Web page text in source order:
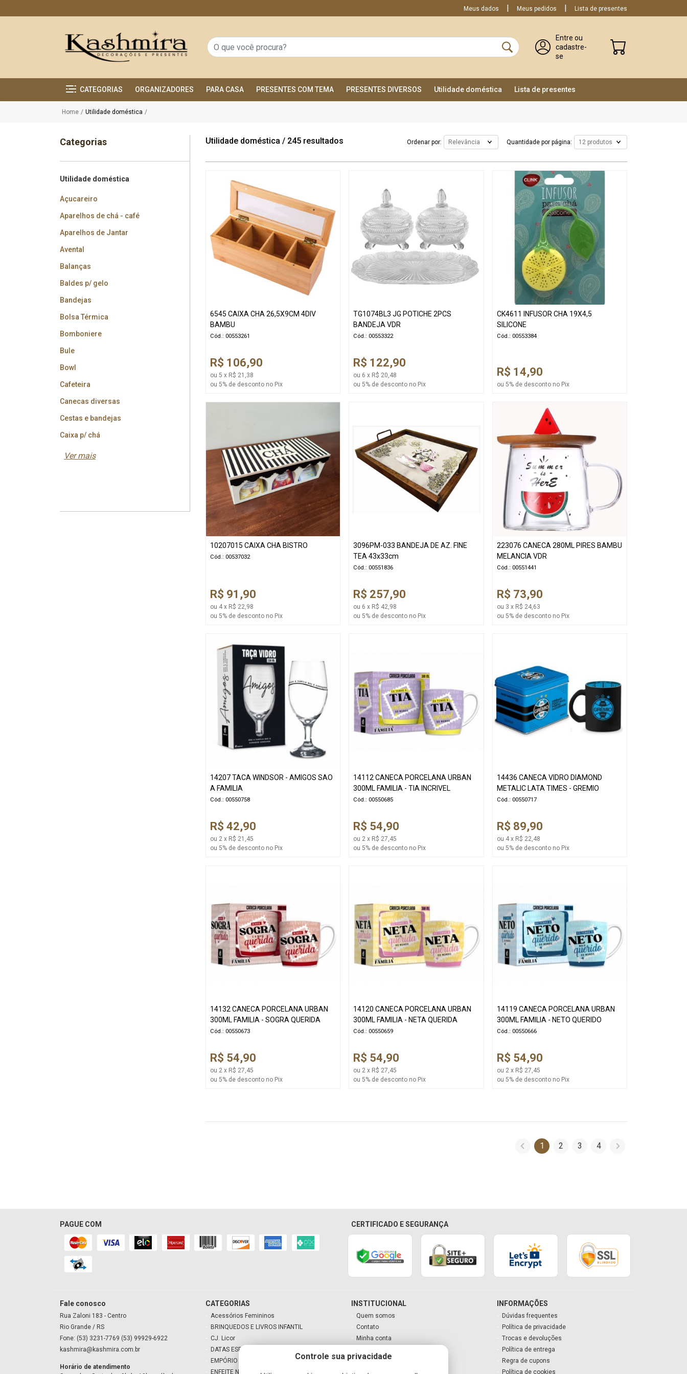
Meus dados Meus pedidos Lista de presentes
Entre ou
cadastre-
se
CATEGORIAS ORGANIZADORES PARA CASA PRESENTES COM TEMA PRESENTES DIVERSOS Utilidade doméstica Lista de presentes
Controle sua privacidade
Home / Utilidade doméstica /
Categorias
Utilidade doméstica
Açucareiro
Aparelhos de chá - café
Aparelhos de Jantar
Avental
Balanças
Baldes p/ gelo
Bandejas
Bolsa Térmica
Bomboniere
Bule
Bowl
Cafeteira
Canecas diversas
Cestas e bandejas
Caixa p/ chá
Ver mais
Utilidade doméstica / 245 resultados Ordenar por: Quantidade por página:
6545 CAIXA CHA 26,5X9CM 4DIV
BAMBU
Cód.: 00553261
R$ 106,90
ou 5 x R$ 21,38
ou 5% de desconto no Pix
TG1074BL3 JG POTICHE 2PCS
BANDEJA VDR
Cód.: 00553322
R$ 122,90
ou 6 x R$ 20,48
ou 5% de desconto no Pix
CK4611 INFUSOR CHA 19X4,5
SILICONE
Cód.: 00553384
R$ 14,90
ou 5% de desconto no Pix
10207015 CAIXA CHA BISTRO
Cód.: 00537032
R$ 91,90
ou 4 x R$ 22,98
ou 5% de desconto no Pix
3096PM-033 BANDEJA DE AZ. FINE
TEA 43x33cm
Cód.: 00551836
R$ 257,90
ou 6 x R$ 42,98
ou 5% de desconto no Pix
223076 CANECA 280ML PIRES BAMBU
MELANCIA VDR
Cód.: 00551441
R$ 73,90
ou 3 x R$ 24,63
ou 5% de desconto no Pix
14207 TACA WINDSOR - AMIGOS SAO
A FAMILIA
Cód.: 00550758
R$ 42,90
ou 2 x R$ 21,45
ou 5% de desconto no Pix
14112 CANECA PORCELANA URBAN
300ML FAMILIA - TIA INCRIVEL
Cód.: 00550685
R$ 54,90
ou 2 x R$ 27,45
ou 5% de desconto no Pix
14436 CANECA VIDRO DIAMOND
METALIC LATA TIMES - GREMIO
Cód.: 00550717
R$ 89,90
ou 4 x R$ 22,48
ou 5% de desconto no Pix
14132 CANECA PORCELANA URBAN
300ML FAMILIA - SOGRA QUERIDA
Cód.: 00550673
R$ 54,90
ou 2 x R$ 27,45
ou 5% de desconto no Pix
14120 CANECA PORCELANA URBAN
300ML FAMILIA - NETA QUERIDA
Cód.: 00550659
R$ 54,90
ou 2 x R$ 27,45
ou 5% de desconto no Pix
14119 CANECA PORCELANA URBAN
300ML FAMILIA - NETO QUERIDO
Cód.: 00550666
R$ 54,90
ou 2 x R$ 27,45
ou 5% de desconto no Pix
1 2 3 4
PAGUE COM CERTIFICADO E SEGURANÇA
Fale conosco
Rua Zaloni 183 - Centro
Rio Grande / RS
Fone: (53) 3231-7769 (53) 99929-6922
kashmira@kashmira.com.br
Horário de atendimento
CATEGORIAS
Acessórios Femininos
BRINQUEDOS E LIVROS INFANTIL
CJ. Licor
DATAS ESPECIAIS
EMPÓRIO
ENFEITE NATAL
INSTITUCIONAL
Quem somos
Contato
Minha conta
INFORMAÇÕES
Dúvidas frequentes
Política de privacidade
Trocas e devoluções
Política de entrega
Regra de cupons
Política de cookies